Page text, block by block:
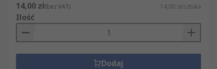
14,00 zł(bez VAT) 14,00 zł/sztuka
Ilość
Dodaj